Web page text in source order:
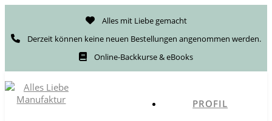
Alles mit Liebe gemacht
Derzeit können keine neuen Bestellungen angenommen werden.
Online-Backkurse & eBooks
PROFIL